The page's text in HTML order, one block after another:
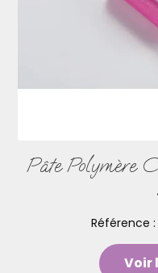
Pâte Polymère
Référence :
Voir